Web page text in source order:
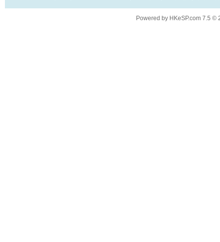
Powered by HKeSP.com 7.5 ©